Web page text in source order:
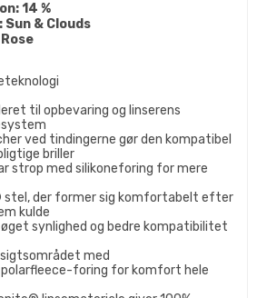
14 %
& Clouds
til opbevaring og linserens
ved tindingerne gør den kompatibel
briller
strop med silikoneforing for mere
stel, der former sig komfortabelt efter
kulde
synlighed og bedre kompatibilitet
med
foring for komfort hele